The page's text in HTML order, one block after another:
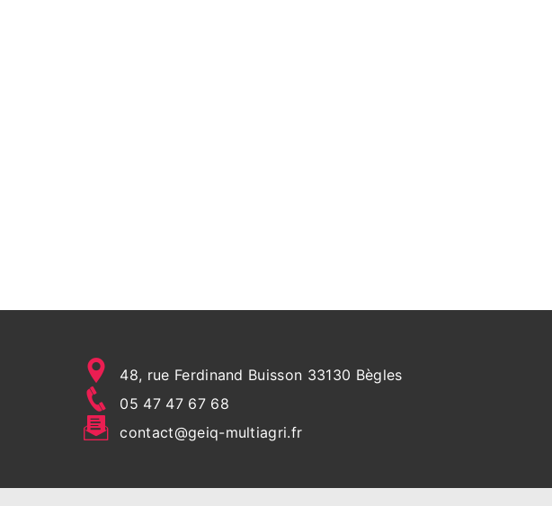
48, rue Ferdinand Buisson 33130 Bègles
05 47 47 67 68
contact@geiq-multiagri.fr